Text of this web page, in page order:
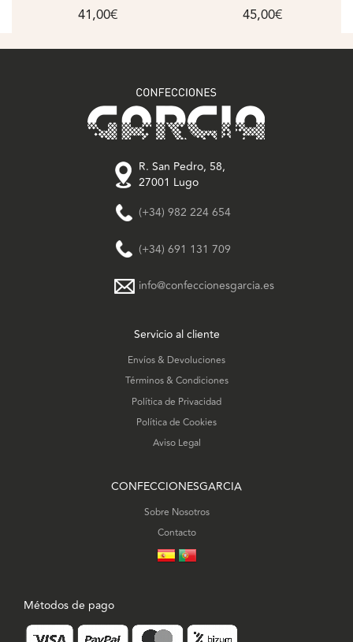
41,00€ 45,00€
R. San Pedro, 58,
27001 Lugo
(+34) 982 224 654
(+34) 691 131 709
info@confeccionesgarcia.es
Servicio al cliente
Envíos & Devoluciones
Términos & Condiciones
Política de Privacidad
Política de Cookies
Aviso Legal
CONFECCIONESGARCIA
Sobre Nosotros
Contacto
Métodos de pago